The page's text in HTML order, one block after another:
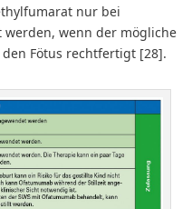
nur bei
wenn der mögliche
Fötus rechtfertigt [28].